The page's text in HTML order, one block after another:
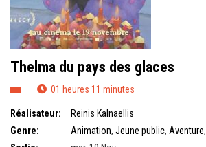
Thelma du pays des glaces
01 heures 11 minutes
Réalisateur:
Reinis Kalnaellis
Genre:
Animation, Jeune public, Aventure,